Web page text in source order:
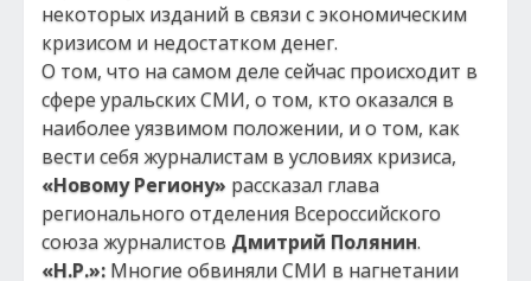
некоторых изданий в связи с экономическим
кризисом и недостатком денег.
О том, что на самом деле сейчас происходит в
сфере уральских СМИ, о том, кто оказался в
наиболее уязвимом положении, и о том, как
вести себя журналистам в условиях кризиса,
«Новому Региону» рассказал глава
регионального отделения Всероссийского
союза журналистов Дмитрий Полянин.
«Н.Р.»: Многие обвиняли СМИ в нагнетании